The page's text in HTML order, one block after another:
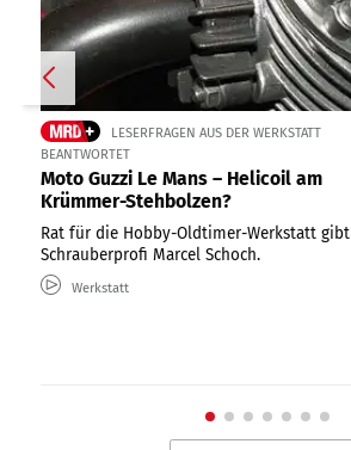
LESERFRAGEN AUS DER WERKSTATT
BEANTWORTET
Moto Guzzi Le Mans – Helicoil am
Krümmer-Stehbolzen?
Rat für die Hobby-Oldtimer-Werkstatt gibt
Schrauberprofi Marcel Schoch.
Werkstatt